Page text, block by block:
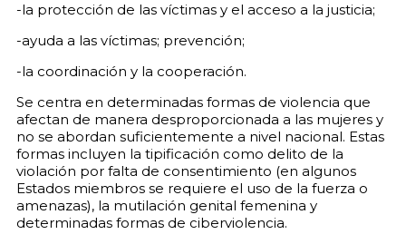
-la protección de las víctimas y el acceso a la justicia;
-ayuda a las víctimas; prevención;
-la coordinación y la cooperación.
Se centra en determinadas formas de violencia que
afectan de manera desproporcionada a las mujeres y
no se abordan suficientemente a nivel nacional. Estas
formas incluyen la tipificación como delito de la
violación por falta de consentimiento (en algunos
Estados miembros se requiere el uso de la fuerza o
amenazas), la mutilación genital femenina y
determinadas formas de ciberviolencia.